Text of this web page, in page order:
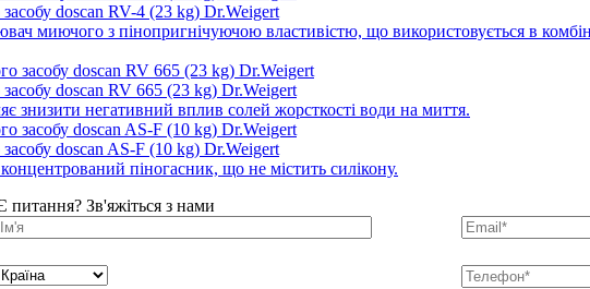
doscan RV-4 (23 kg) Dr.Weigert
миючого з пінопригнічуючою властивістю, що використовується в
doscan RV 665 (23 kg) Dr.Weigert
знизити негативний вплив солей жорсткості води на миття.
doscan AS-F (10 kg) Dr.Weigert
піногасник, що не містить силікону.
питання? Зв'яжіться з нами